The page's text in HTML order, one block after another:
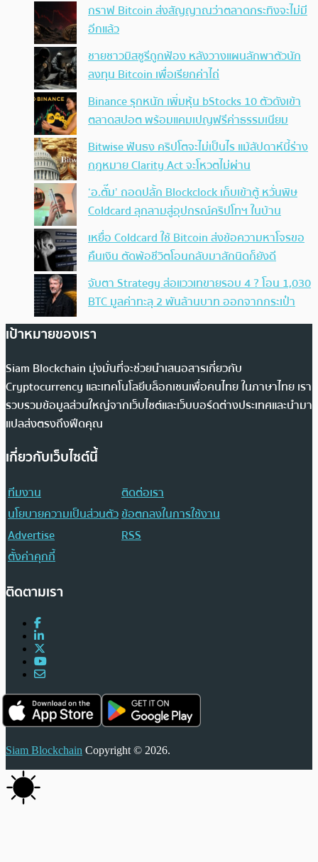
กราฟ Bitcoin ส่งสัญญาณว่าตลาดกระทิงจะไม่มี
อีกแล้ว
ชายชาวมิสซูรีถูกฟ้อง หลังวางแผนลักพาตัวนัก
ลงทุน Bitcoin เพื่อเรียกค่าไถ่
Binance รุกหนัก เพิ่มหุ้น bStocks 10 ตัวดังเข้า
ตลาดสปอต พร้อมแคมเปญฟรีค่าธรรมเนียม
Bitwise ฟันธง คริปโตจะไม่เป็นไร แม้สัปดาห์นี้ร่าง
กฎหมาย Clarity Act จะโหวตไม่ผ่าน
‘อ.ตั๊ม’ ถอดปลั้ก Blockclock เก็บเข้าตู้ หวั่นพิษ
Coldcard ลุกลามสู่อุปกรณ์คริปโทฯ ในบ้าน
เหยื่อ Coldcard ใช้ Bitcoin ส่งข้อความหาโจรขอ
คืนเงิน ตัดพ้อชีวิตโอนกลับมาสักนิดก็ยังดี
จับตา Strategy ส่อแววเทขายรอบ 4 ? โอน 1,030
BTC มูลค่าทะลุ 2 พันล้านบาท ออกจากกระเป๋า
เป้าหมายของเรา
Siam Blockchain มุ่งมั่นที่จะช่วยนำเสนอสารเกี่ยวกับ
Cryptocurrency และเทคโนโลยีบล็อกเชนเพื่อคนไทย ในภาษาไทย เรา
รวบรวมข้อมูลส่วนใหญ่จากเว็บไซต์และเว็บบอร์ดต่างประเทศและนำมา
แปลส่งตรงถึงฟีดคุณ
เกี่ยวกับเว็บไซต์นี้
ทีมงาน
ติดต่อเรา
นโยบายความเป็นส่วนตัวข้อตกลงในการใช้งาน
Advertise
RSS
ตั้งค่าคุกกี้
ติดตามเรา
Siam Blockchain Copyright © 2026.